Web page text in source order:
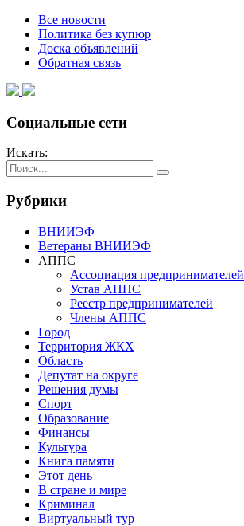
Все новости
Политика без купюр
Доска объявлений
Обратная связь
Социальные сети
Искать:
Рубрики
ВНИИЭФ
Ветераны ВНИИЭФ
АППС
Ассоциация предпринимателей
Устав АППС
Реестр предпринимателей
Члены АППС
Город
Территория ЖКХ
Область
Депутат на округе
Решения думы
Спорт
Образование
Финансы
Культура
Книга памяти
Этот день
В стране и мире
Криминал
Виртуальный тур